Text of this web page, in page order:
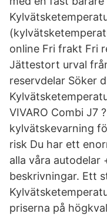
online Fri frakt Fri
Jättestort urval
reservdelar Söker
VIVARO Combi J7
kylvätskevarning
risk Du har ett
alla våra autodelar
beskrivningar. Ett
priserna på